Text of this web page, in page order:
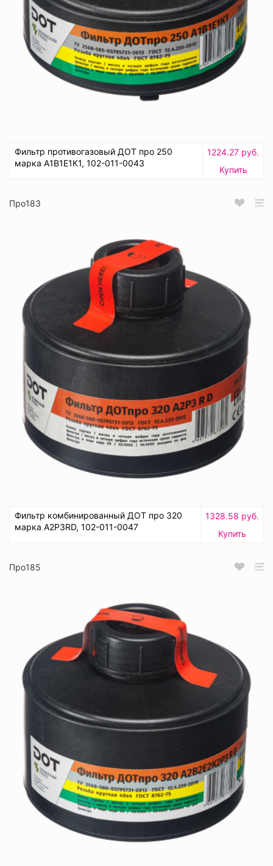
Фильтр противогазовый ДОТ про 250
марка А1В1Е1К1, 102-011-0043
1224.27 руб.
Купить
Про183
Фильтр комбинированный ДОТ про 320
марка А2Р3RD, 102-011-0047
1328.58 руб.
Купить
Про185